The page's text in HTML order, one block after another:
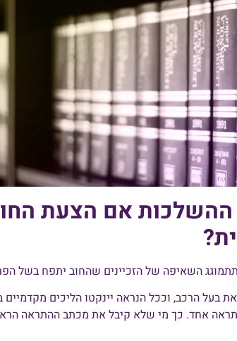
ההשלכות אם הצעת
השאיפה של הזכיינים שהחוב יתפח בשל
בעל הרכב, וככל הנראה יינקטו הליכים מקדמיים
אחד. כך מי שלא קיבל את מכתב ההתראה